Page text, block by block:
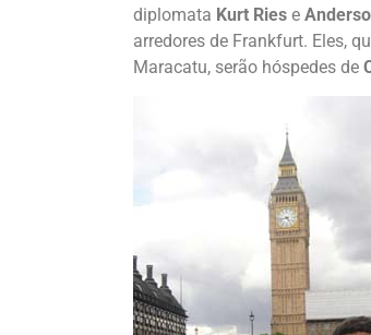
diplomata Kurt Ries e
arredores de Frankfurt. Eles,
Maracatu, serão hóspedes de